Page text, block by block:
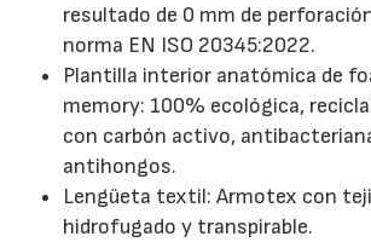
resultado de 0 mm de
norma EN ISO 20345:2022.
Plantilla interior anatómica de
memory: 100% ecológica,
con carbón activo,
antihongos.
Lengüeta textil: Armotex con
hidrofugado y transpirable.